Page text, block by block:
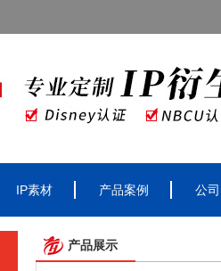
IP素材 产品案例 公
产品展示